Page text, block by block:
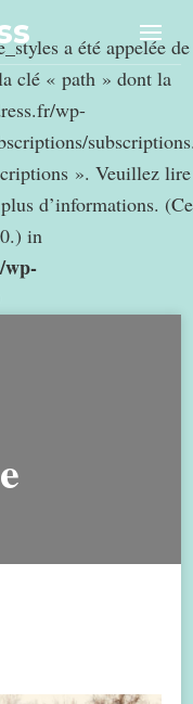
a été appelée de
clé « path » dont la
wp-
». Veuillez lire
d’informations. (Ce
in
wp-